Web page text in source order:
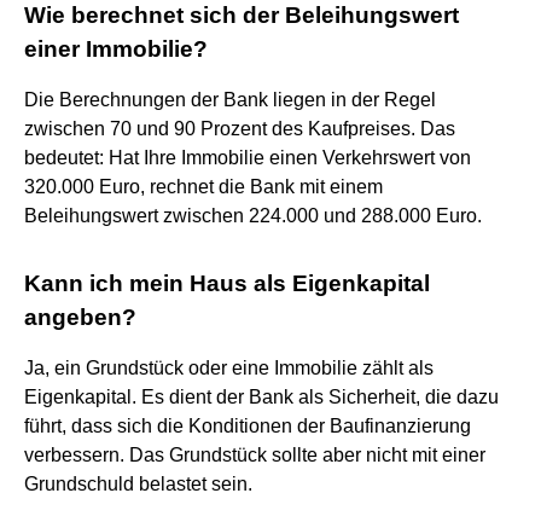
Wie berechnet sich der Beleihungswert
einer Immobilie?
Die Berechnungen der Bank liegen in der Regel
zwischen 70 und 90 Prozent des Kaufpreises. Das
bedeutet: Hat Ihre Immobilie einen Verkehrswert von
320.000 Euro, rechnet die Bank mit einem
Beleihungswert zwischen 224.000 und 288.000 Euro.
Kann ich mein Haus als Eigenkapital
angeben?
Ja, ein Grundstück oder eine Immobilie zählt als
Eigenkapital. Es dient der Bank als Sicherheit, die dazu
führt, dass sich die Konditionen der Baufinanzierung
verbessern. Das Grundstück sollte aber nicht mit einer
Grundschuld belastet sein.